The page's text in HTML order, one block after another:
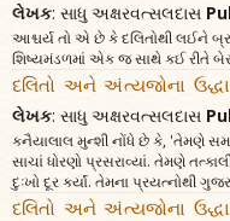
લેખક: સાધુ અક્ષરવત્સલદાસ
આશ્ચર્ય તો એ છે કે દલિતોથી લઈને
શિષ્યમંડળમાં એક જ સાથે કઈ રીતે
દલિતો અને અંત્યજોના
લેખક: સાધુ અક્ષરવત્સલદાસ
કનૈયાલાલ મુન્શી નોંધે છે કે, 'તેમણે
સાચાં ધોરણો પ્રસરાવ્યાં. તેમણે
દુઃખો દૂર કર્યાં. તેમના પ્રયત્નોથી
દલિતો અને અંત્યજોના